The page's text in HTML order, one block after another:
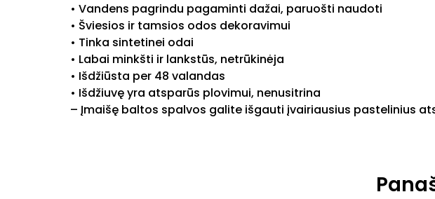
• Vandens pagrindu pagaminti dažai, paruošti naudoti
• Šviesios ir tamsios odos dekoravimui
• Tinka sintetinei odai
• Labai minkšti ir lankstūs, netrūkinėja
• Išdžiūsta per 48 valandas
• Išdžiuvę yra atsparūs plovimui, nenusitrina
– Įmaišę baltos spalvos galite išgauti įvairiausius pastelinius